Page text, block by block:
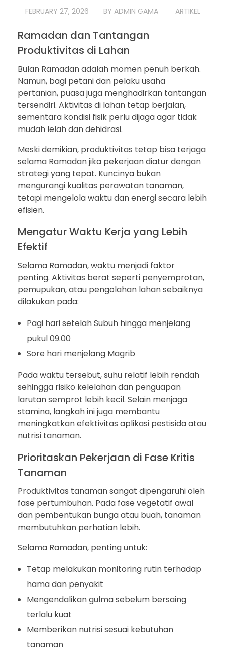
FEBRUARY 27, 2026 BY ADMIN GAMA ARTIKEL
Ramadan dan Tantangan
Produktivitas di Lahan
Bulan Ramadan adalah momen penuh berkah.
Namun, bagi petani dan pelaku usaha
pertanian, puasa juga menghadirkan tantangan
tersendiri. Aktivitas di lahan tetap berjalan,
sementara kondisi fisik perlu dijaga agar tidak
mudah lelah dan dehidrasi.
Meski demikian, produktivitas tetap bisa terjaga
selama Ramadan jika pekerjaan diatur dengan
strategi yang tepat. Kuncinya bukan
mengurangi kualitas perawatan tanaman,
tetapi mengelola waktu dan energi secara lebih
efisien.
Mengatur Waktu Kerja yang Lebih
Efektif
Selama Ramadan, waktu menjadi faktor
penting. Aktivitas berat seperti penyemprotan,
pemupukan, atau pengolahan lahan sebaiknya
dilakukan pada:
Pagi hari setelah Subuh hingga menjelang
pukul 09.00
Sore hari menjelang Magrib
Pada waktu tersebut, suhu relatif lebih rendah
sehingga risiko kelelahan dan penguapan
larutan semprot lebih kecil. Selain menjaga
stamina, langkah ini juga membantu
meningkatkan efektivitas aplikasi pestisida atau
nutrisi tanaman.
Prioritaskan Pekerjaan di Fase Kritis
Tanaman
Produktivitas tanaman sangat dipengaruhi oleh
fase pertumbuhan. Pada fase vegetatif awal
dan pembentukan bunga atau buah, tanaman
membutuhkan perhatian lebih.
Selama Ramadan, penting untuk:
Tetap melakukan monitoring rutin terhadap
hama dan penyakit
Mengendalikan gulma sebelum bersaing
terlalu kuat
Memberikan nutrisi sesuai kebutuhan
tanaman